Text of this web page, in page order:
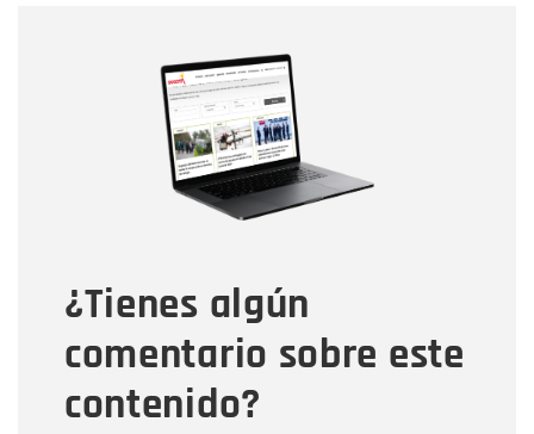
¿Tienes algún
comentario sobre este
contenido?
Correo electrónico
Tipo de comentario
Mensaje